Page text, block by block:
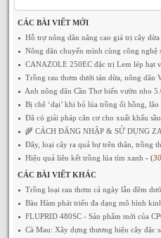
CÁC BÀI VIẾT MỚI
Hỗ trợ nông dân nâng cao giá trị cây dừa
Nông dân chuyển mình cùng công nghệ
CANAZOLE 250EC đặc trị Lem lép hạt
Trồng rau thơm dưới tán dừa, nông dân
Anh nông dân Cần Thơ biến vườn nho
Bị chê ‘dại’ khi bỏ lúa trồng ổi hồng,
Đã có giải pháp căn cơ cho xuất khẩu
🌾 CÁCH ĐĂNG NHẬP & SỬ DỤNG
Đây, loại cây ra quả bự trên thân, trồng
Hiệu quả liên kết trồng lúa tím xanh - (
CÁC BÀI VIẾT KHÁC
Trồng loại rau thơm cả ngày lẫn đêm
Bàu Hàm phát triển đa dạng mô hình
FLUPRID 480SC - Sản phẩm mới của
Cà Mau: Xây dựng thương hiệu cây đặc